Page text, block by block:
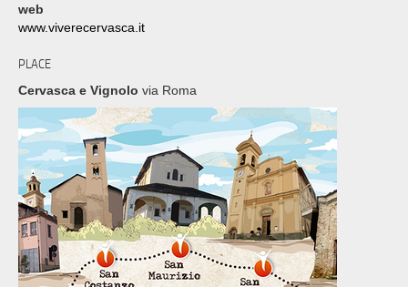
web
www.viverecervasca.it
PLACE
Cervasca e Vignolo via Roma